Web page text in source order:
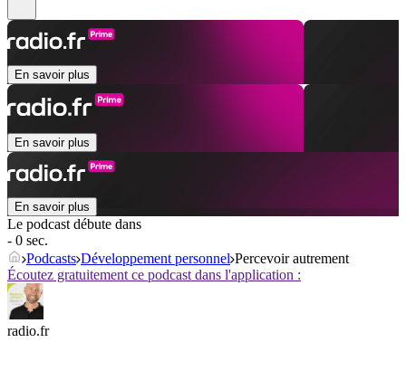
En savoir plus
En savoir plus
En savoir plus
Le podcast débute dans
- 0 sec.
Podcasts Développement personnel Percevoir autrement
Écoutez gratuitement ce podcast dans l'application :
radio.fr